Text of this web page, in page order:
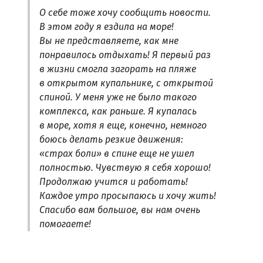
О себе тоже хочу сообщить новости.
В этом году я ездила на море!
Вы не представляете, как мне
понравилось отдыхать! Я первый раз
в жизни смогла загорать на пляже
в открытом купальнике, с открытой
спиной. У меня уже не было такого
комплекса, как раньше. Я купалась
в море, хотя я еще, конечно, немного
боюсь делать резкие движения:
«страх боли» в спине еще не ушел
полностью. Чувствую я себя хорошо!
Продолжаю учится и работать!
Каждое утро просыпаюсь и хочу жить!
Спасибо вам большое, вы нам очень
помогаете!